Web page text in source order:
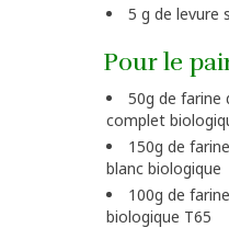
5 g de levure
Pour le
50g de farine
complet
150g de
blanc biologique
100g de
biologique T65